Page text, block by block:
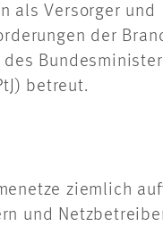
als Versorger und
der
betreut.
ziemlich
und